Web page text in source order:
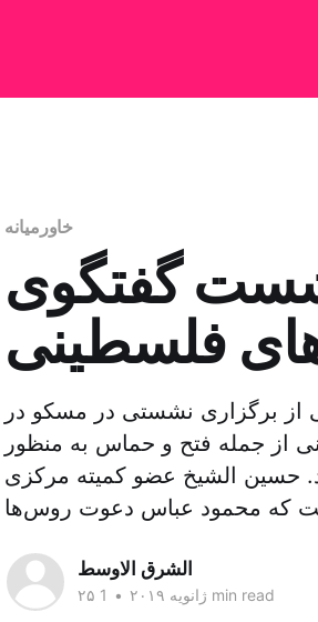
خاورمیانه
گفتگوی
فلسطینی
از برگزاری نشستی در مسکو در
از جمله فتح و حماس به منظور
حسین الشیخ عضو کمیته مرکزی
الشرق الاوسط
۲۵ ژانویه ۲۰۱۹ • 1 min read